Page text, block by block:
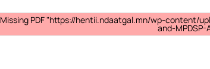
Missing PDF "https://hentii.ndaatgal.mn/wp-content/
and-